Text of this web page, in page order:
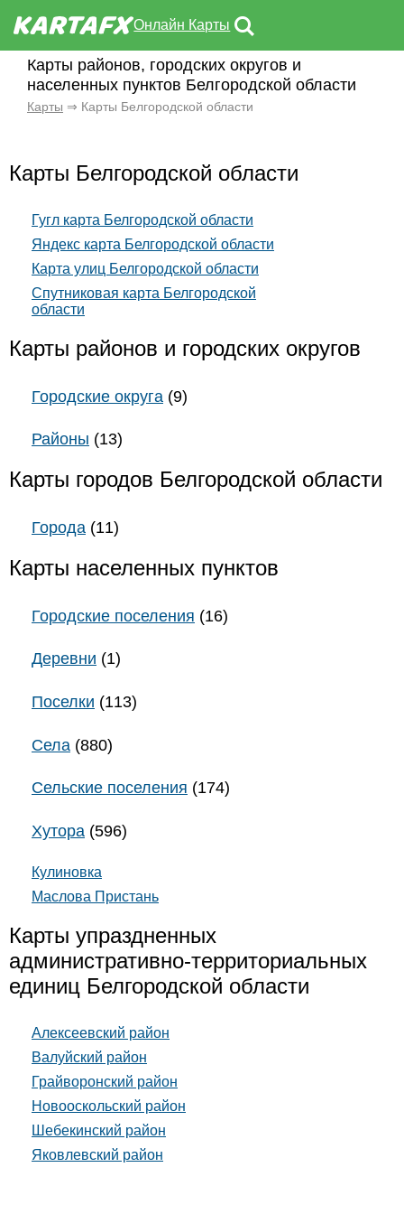
Онлайн Карты
Карты районов, городских округов и
населенных пунктов Белгородской области
Карты ⇒ Карты Белгородской области
Карты Белгородской области
Гугл карта Белгородской области
Яндекс карта Белгородской области
Карта улиц Белгородской области
Спутниковая карта Белгородской
области
Карты районов и городских округов
Городские округа (9)
Районы (13)
Карты городов Белгородской области
Города (11)
Карты населенных пунктов
Городские поселения (16)
Деревни (1)
Поселки (113)
Села (880)
Сельские поселения (174)
Хутора (596)
Кулиновка
Маслова Пристань
Карты упраздненных
административно-территориальных
единиц Белгородской области
Алексеевский район
Валуйский район
Грайворонский район
Новооскольский район
Шебекинский район
Яковлевский район